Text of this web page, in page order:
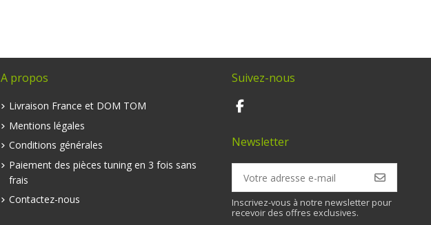
A propos
Livraison France et DOM TOM
Mentions légales
Conditions générales
Paiement des pièces tuning en 3 fois sans
frais
Contactez-nous
Suivez-nous
Newsletter
Inscrivez-vous à notre newsletter pour
recevoir des offres exclusives.